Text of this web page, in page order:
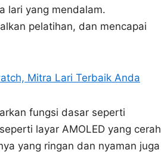
lari yang mendalam.
pelatihan, dan mencapai
Mitra Lari Terbaik Anda
fungsi dasar seperti
layar AMOLED yang cerah
yang ringan dan nyaman juga